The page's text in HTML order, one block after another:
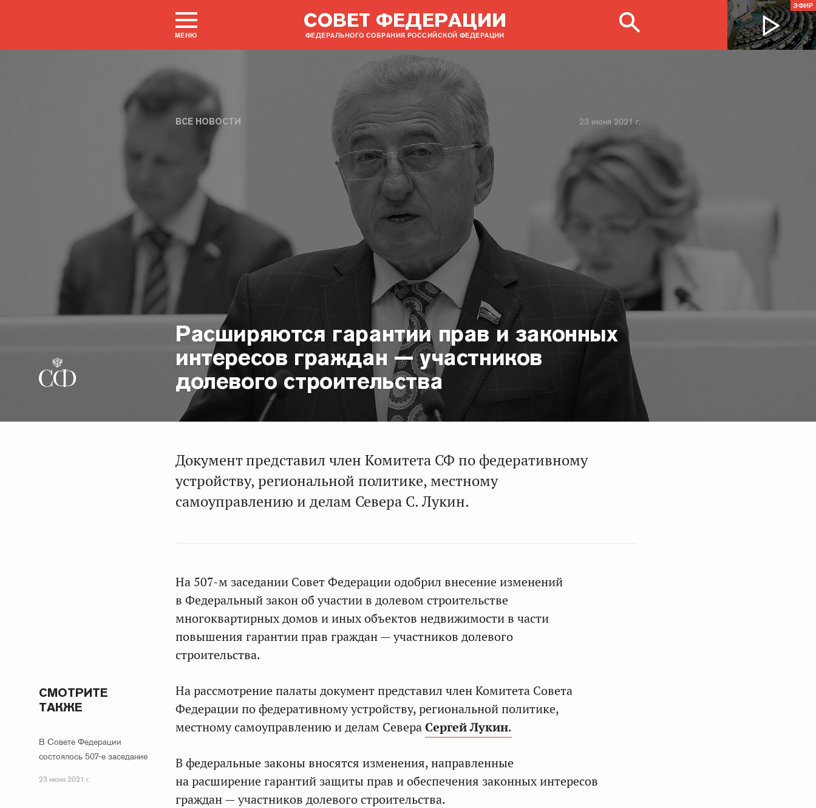
МЕНЮ
СОВЕТ ФЕДЕРАЦИИ
ФЕДЕРАЛЬНОГО СОБРАНИЯ РОССИЙСКОЙ ФЕДЕРАЦИИ
ЭФИР
ВСЕ НОВОСТИ
Расширяются гарантии прав и законных
интересов граждан — участников
долевого строительства
23 июня 2021 г.
Документ представил член Комитета СФ по федеративному
устройству, региональной политике, местному
самоуправлению и делам Севера С. Лукин.
На 507-м заседании Совет Федерации одобрил внесение изменений
в Федеральный закон об участии в долевом строительстве
многоквартирных домов и иных объектов недвижимости в части
повышения гарантии прав граждан — участников долевого
строительства.
СМОТРИТЕ
ТАКЖЕ
В Совете Федерации
состоялось 507-е заседание
23 июня 2021 г.
На рассмотрение палаты документ представил член Комитета Совета
Федерации по федеративному устройству, региональной политике,
местному самоуправлению и делам СевераСергей Лукин.
В федеральные законы вносятся изменения, направленные
на расширение гарантий защиты прав и обеспечения законных интересов
граждан — участников долевого строительства.